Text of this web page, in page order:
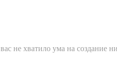
не хватило ума на создание